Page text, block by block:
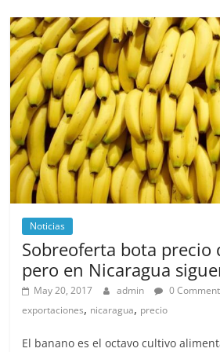
Noticias
Sobreoferta bota precio
pero en Nicaragua
May 20, 2017 admin 0
exportaciones, nicaragua, precio
El banano es el octavo cultivo